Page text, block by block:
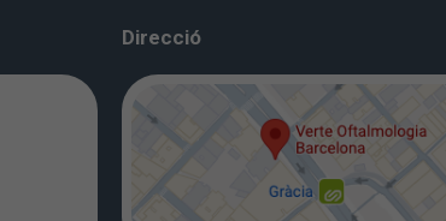
Direcció